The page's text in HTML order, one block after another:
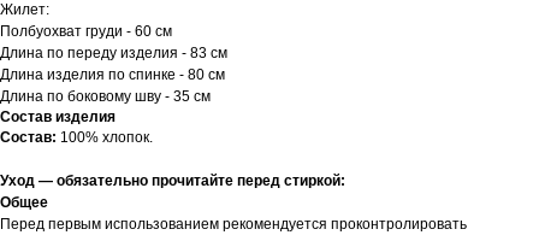
Жилет:
Полбуохват груди - 60 см
Длина по переду изделия - 83 см
Длина изделия по спинке - 80 см
Длина по боковому шву - 35 см
Состав изделия
Состав: 100% хлопок.
Уход — обязательно прочитайте перед стиркой:
Общее
Перед первым использованием рекомендуется проконтролировать